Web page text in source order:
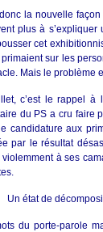
donc la nouvelle
plus à
cet
sur les
Mais le problème
c’est le rappel à
du PS a cru faire
candidature aux
par le résultat
à ses
Un état de
du porte-parole